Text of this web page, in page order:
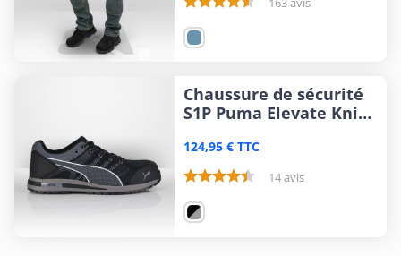
Chaussure de sécurité
S1P Puma Elevate Knit
124,95 € TTC
14 avis